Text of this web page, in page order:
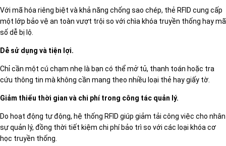
Với mã hóa riêng biệt và khả năng chống sao chép, thẻ RFID cung cấp
một lớp bảo vệ an toàn vượt trội so với chìa khóa truyền thống hay mã
số dễ bị lộ.
Dễ sử dụng và tiện lợi.
Chỉ cần một cú chạm nhẹ là bạn có thể mở tủ, thanh toán hoặc tra
cứu thông tin mà không cần mang theo nhiều loại thẻ hay giấy tờ.
Giảm thiểu thời gian và chi phí trong công tác quản lý.
Do hoạt động tự động, hệ thống RFID giúp giảm tải công việc cho nhân
sự quản lý, đồng thời tiết kiệm chi phí bảo trì so với các loại khóa cơ
học truyền thống.